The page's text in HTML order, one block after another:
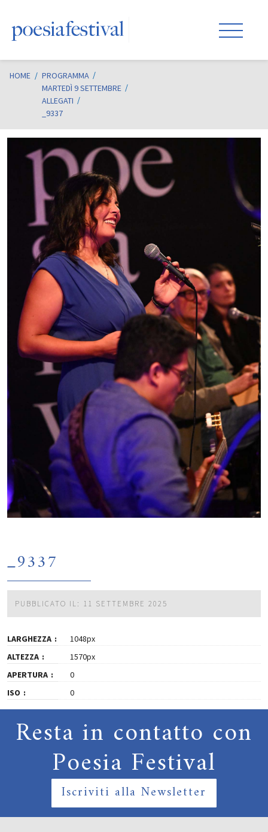
HOME / PROGRAMMA
MARTEDÌ 9 SETTEMBRE
ALLEGATI
_9337
_9337
PUBBLICATO IL: 11 SETTEMBRE 2025
LARGHEZZA
1048px
ALTEZZA
1570px
APERTURA
0
ISO
0
Resta in contatto con
Poesia Festival
Iscriviti alla Newsletter